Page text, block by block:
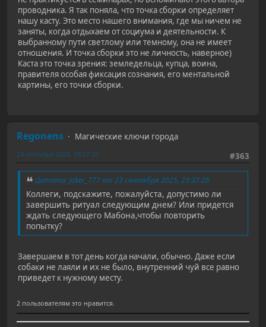
проводника. Я так поняла, что точка сборки определяет
нашу касту. Это место нашего внимания, где мы ничем не
заняты, когда отдыхаем от социума и деятельности. К
выбранному пути светлому или темному, она не имеет
отношения. И точка сборки это не личность, наверное)
Каста это точка зрения: земледельца, купца, воина,
правителя особая фиксация сознания, его ментальной
картины, его точки сборки.
Regonens
Магические ключи города
#363
24 сентября 2025, 09:27:20
Цитата: Joker_777 от 23 сентября 2025, 23:37:26
Коллеги, подскажите, пожалуйста, допустимо ли
завершить ритуал следующим днем? Или придется
ждать следующего Мабона,чтобы повторить
попытку?
Завершаем в тот день когда начали, обычно. Даже если
собаки не лаяли и их не было, внутренний чуй все равно
приведет к нужному месту.
2 пользователям это нравится.